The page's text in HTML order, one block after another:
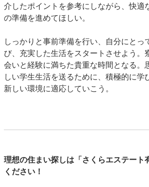
介したポイントを参考にしながら、快適
の準備を進めてほしい。
しっかりと事前準備を行い、自分にとっ
び、充実した生活をスタートさせよう。
会いと経験に満ちた貴重な時間となる。
しい学生生活を送るために、積極的に学
新しい環境に適応していこう。
理想の住まい探しは「さくらエステート
ください！